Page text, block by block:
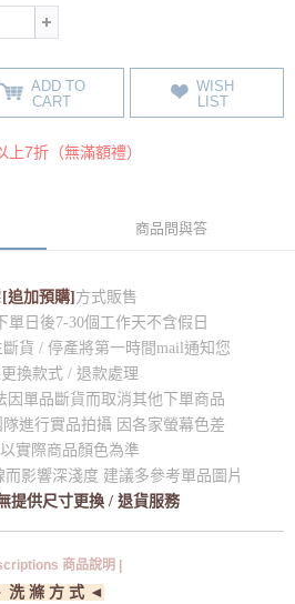
ADD TO
CART
WISH
LIST
7折（無滿額禮）
商品問與答
[追加預購] 方式販售
單日後7-30個工作天不含假日
貨 / 停產將第一時間mail通知您
換款式 / 退款處理
因單品斷貨而取消其他下單商品
進行實品拍攝 因各家螢幕色差
實際商品顏色為準
影響深淺度 建議多參考單品圖片
提供尺寸更換 / 退貨服務
商品說明 |
洗 滌 方 式 ◄